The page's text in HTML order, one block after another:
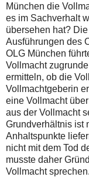
München die
es im Sachverhalt
übersehen hat?
Ausführungen des
OLG München
Vollmacht
ermitteln, ob die
Vollmachtgeberin
eine Vollmacht
aus der Vollmacht
Grundverhältnis ist
Anhaltspunkte
nicht mit dem Tod
musste daher
Vollmacht